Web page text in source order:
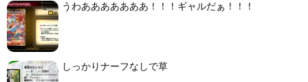
うわあああああああ！！！ギャルだぁ！！！
しっかりナーフなしで草